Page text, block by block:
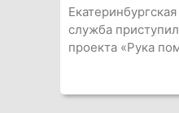
служба
проекта «Рука